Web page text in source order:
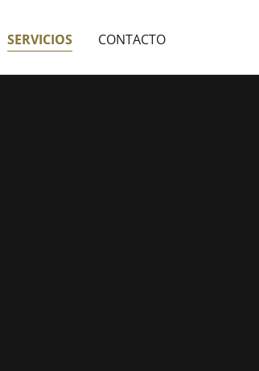
SERVICIOS CONTACTO